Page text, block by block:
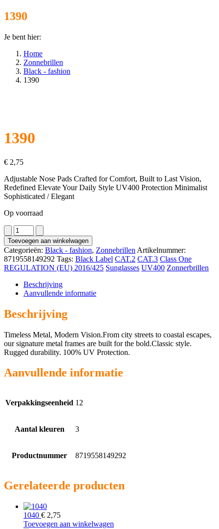
1390
Je bent hier:
Home
Zonnebrillen
Black - fashion
1390
1390
€ 2,75
Adjustable Nose Pads Crafted for Comfort, Built to Last Vision,
Redefined Elevate Your Daily Style UV400 Protection Minimalist
Sophisticated / Elegant
Op voorraad
1390
aantal
Toevoegen aan winkelwagen
Categorieën: Black - fashion, Zonnebrillen Artikelnummer:
8719558149292 Tags: Black Label CAT.2 CAT.3 Class One
REGULATION (EU) 2016/425 Sunglasses UV400 Zonnerbrillen
Beschrijving
Aanvullende informatie
Beschrijving
Timeless Metal, Modern Vision.From city streets to coastal escapes,
our signature metal frames are built for the bold.Classic style.
Rugged durability. 100% UV Protection.
Aanvullende informatie
Verpakkingseenheid 12
Aantal kleuren 3
Productnummer 8719558149292
Gerelateerde producten
1040 € 2,75
Toevoegen aan winkelwagen